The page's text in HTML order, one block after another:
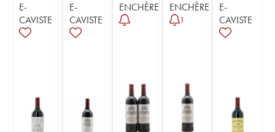
E-
CAVISTE
E-
CAVISTE
ENCHÈRE ENCHÈRE
1
E-
CAVISTE